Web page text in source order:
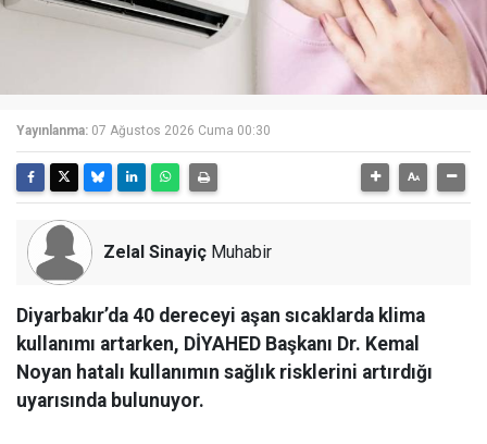
Yayınlanma: 07 Ağustos 2026 Cuma 00:30
Zelal Sinayiç Muhabir
Diyarbakır’da 40 dereceyi aşan sıcaklarda klima
kullanımı artarken, DİYAHED Başkanı Dr. Kemal
Noyan hatalı kullanımın sağlık risklerini artırdığı
uyarısında bulunuyor.